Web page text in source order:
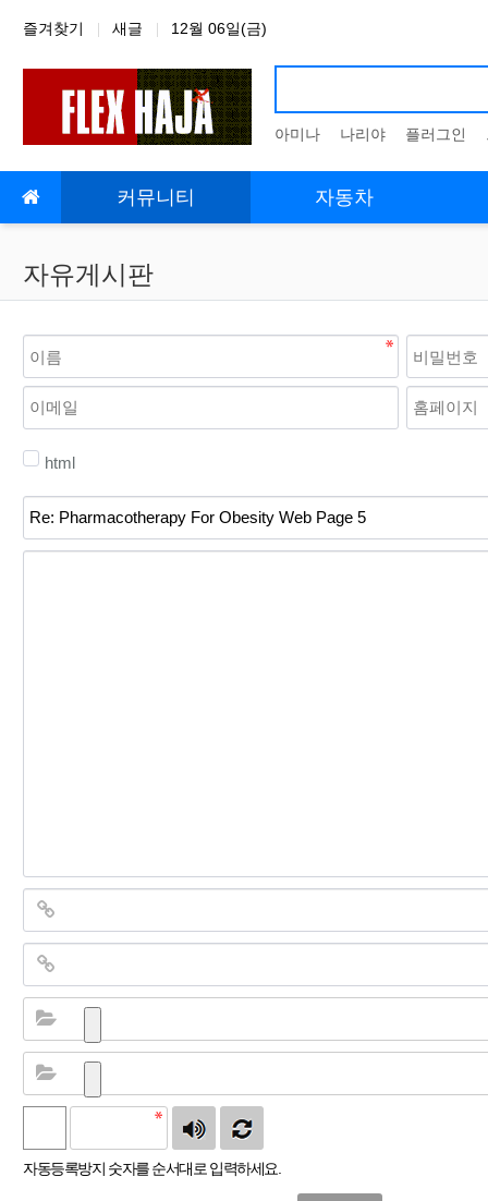
상단 네비
즐겨찾기 새글 12월 06일(금)
아미나 나리야 플러그인
메인 메뉴 커뮤니티 자동차
자유게시판
html
자동등록방지 숫자를 순서대로 입력하세요.